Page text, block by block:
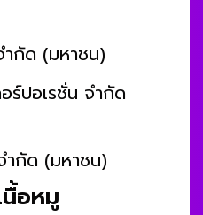
กัด (มหาชน)
ปอเรชั่น จำกัด
ำกัด (มหาชน)
อหมู